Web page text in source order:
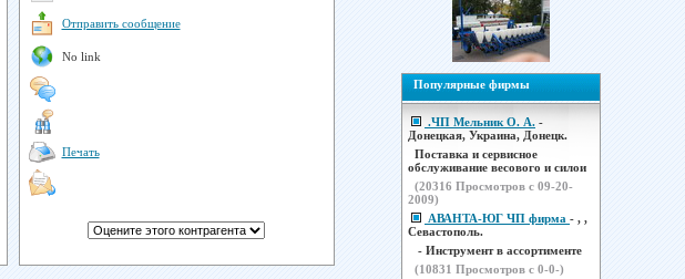
Отправить сообщение
No link
Печать
Популярные фирмы
.ЧП Мельник О. А. -
Донецкая, Украина, Донецк.
Поставка и сервисное
обслуживание весового и силои
(20316 Просмотров с 09-20-
2009)
АВАНТА-ЮГ ЧП фирма - , ,
Севастополь.
- Инструмент в ассортименте
(10831 Просмотров с 0-0-)